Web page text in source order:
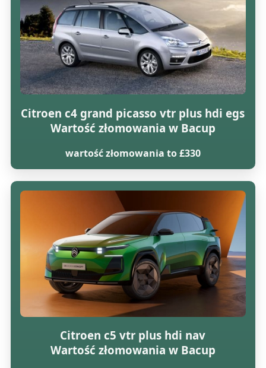
Citroen c4 grand picasso vtr plus hdi egs
Wartość złomowania w Bacup
wartość złomowania to £330
Citroen c5 vtr plus hdi nav
Wartość złomowania w Bacup